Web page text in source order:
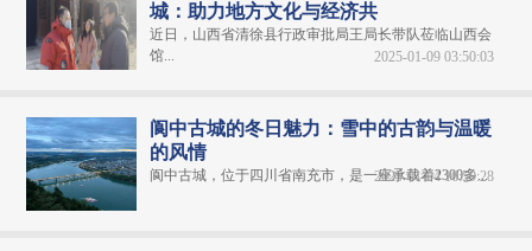
城：助力地方文化与经济共
近日，山西省清徐县行政审批局王局长带队莅临山西会
馆...
2025-01-09 03:50:03
阆中古城的冬日魅力：雪中的古韵与温暖
的风情
阆中古城，位于四川省南充市，是一座承载着2300多...
2025-01-04 16:59:28